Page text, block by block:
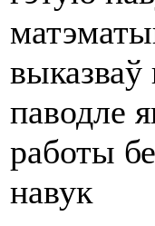
паводле
работы
навук